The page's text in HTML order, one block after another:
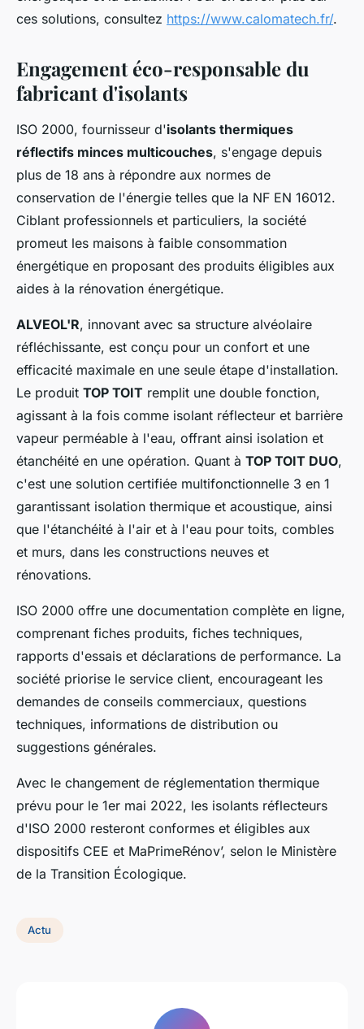
ces solutions, consultez https://www.calomatech.fr/.
Engagement éco-responsable du
fabricant d'isolants
ISO 2000, fournisseur d'isolants thermiques
réflectifs minces multicouches, s'engage depuis
plus de 18 ans à répondre aux normes de
conservation de l'énergie telles que la NF EN 16012.
Ciblant professionnels et particuliers, la société
promeut les maisons à faible consommation
énergétique en proposant des produits éligibles aux
aides à la rénovation énergétique.
ALVEOL'R, innovant avec sa structure alvéolaire
réfléchissante, est conçu pour un confort et une
efficacité maximale en une seule étape d'installation.
Le produit TOP TOIT remplit une double fonction,
agissant à la fois comme isolant réflecteur et barrière
vapeur perméable à l'eau, offrant ainsi isolation et
étanchéité en une opération. Quant à TOP TOIT DUO,
c'est une solution certifiée multifonctionnelle 3 en 1
garantissant isolation thermique et acoustique, ainsi
que l'étanchéité à l'air et à l'eau pour toits, combles
et murs, dans les constructions neuves et
rénovations.
ISO 2000 offre une documentation complète en ligne,
comprenant fiches produits, fiches techniques,
rapports d'essais et déclarations de performance. La
société priorise le service client, encourageant les
demandes de conseils commerciaux, questions
techniques, informations de distribution ou
suggestions générales.
Avec le changement de réglementation thermique
prévu pour le 1er mai 2022, les isolants réflecteurs
d'ISO 2000 resteront conformes et éligibles aux
dispositifs CEE et MaPrimeRénov’, selon le Ministère
de la Transition Écologique.
Actu